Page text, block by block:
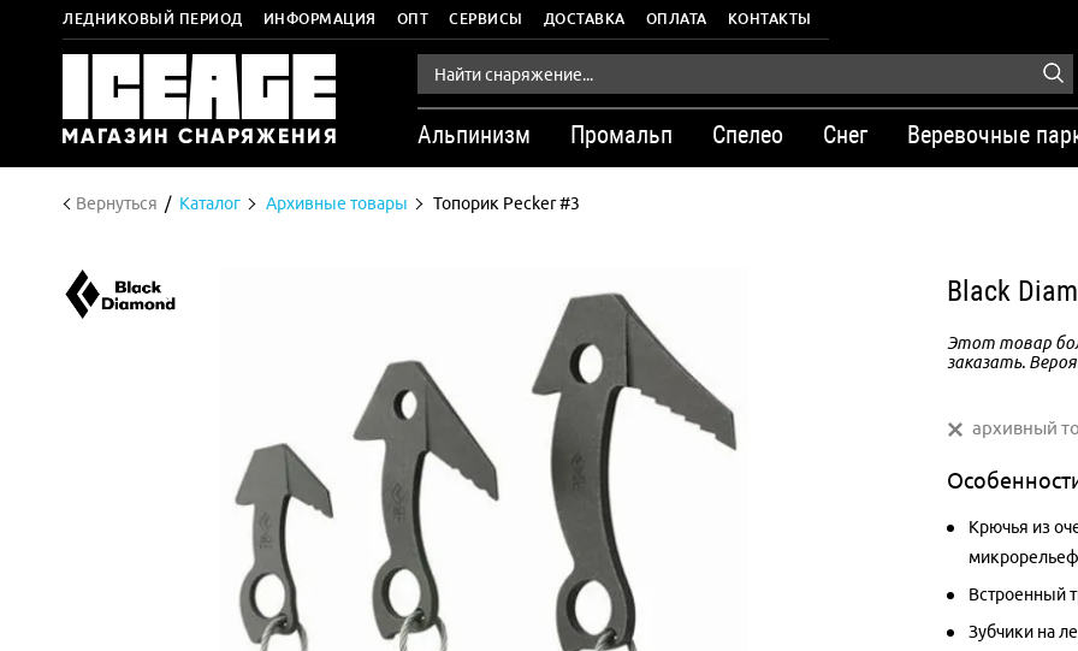
ЛЕДНИКОВЫЙ ПЕРИОД ИНФОРМАЦИЯ ОПТ СЕРВИСЫ ДОСТАВКА ОПЛАТА КОНТАКТЫ
Альпинизм Промальп Спелео Снег Веревочные
Вернуться Каталог Архивные товары Топорик Pecker #3
Black
Этот товар
заказать.
архивный
Крючья из
Встроенный
Зубчики на